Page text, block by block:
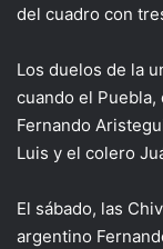
del cuadro con
Los duelos de la
cuando el
Fernando
Luis y el colero
El sábado, las
argentino